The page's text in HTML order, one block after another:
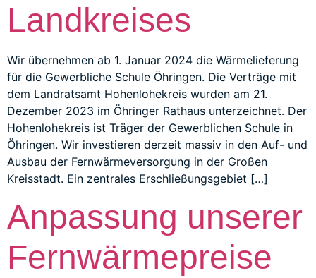
Landkreises
Wir übernehmen ab 1. Januar 2024 die Wärmelieferung
für die Gewerbliche Schule Öhringen. Die Verträge mit
dem Landratsamt Hohenlohekreis wurden am 21.
Dezember 2023 im Öhringer Rathaus unterzeichnet. Der
Hohenlohekreis ist Träger der Gewerblichen Schule in
Öhringen. Wir investieren derzeit massiv in den Auf- und
Ausbau der Fernwärmeversorgung in der Großen
Kreisstadt. Ein zentrales Erschließungsgebiet […]
Anpassung unserer
Fernwärmepreise